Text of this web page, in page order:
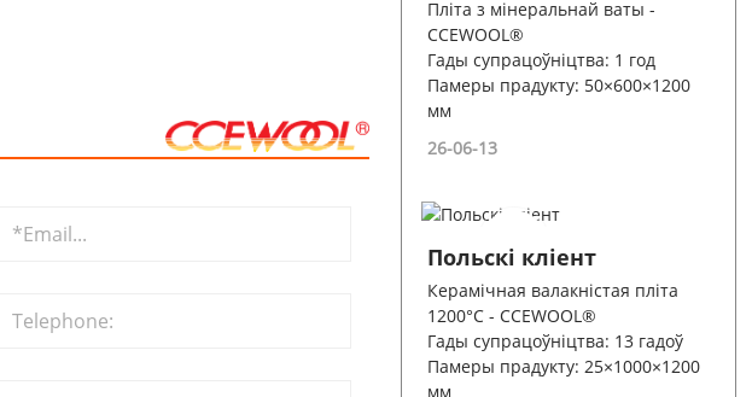
Пліта з мінеральнай ваты -
CCEWOOL®
Гады супрацоўніцтва: 1 год
Памеры прадукту: 50×600×1200
мм
26-06-13
Польскі кліент
Керамічная валакністая пліта
1200°C - CCEWOOL®
Гады супрацоўніцтва: 13 гадоў
Памеры прадукту: 25×1000×1200
мм